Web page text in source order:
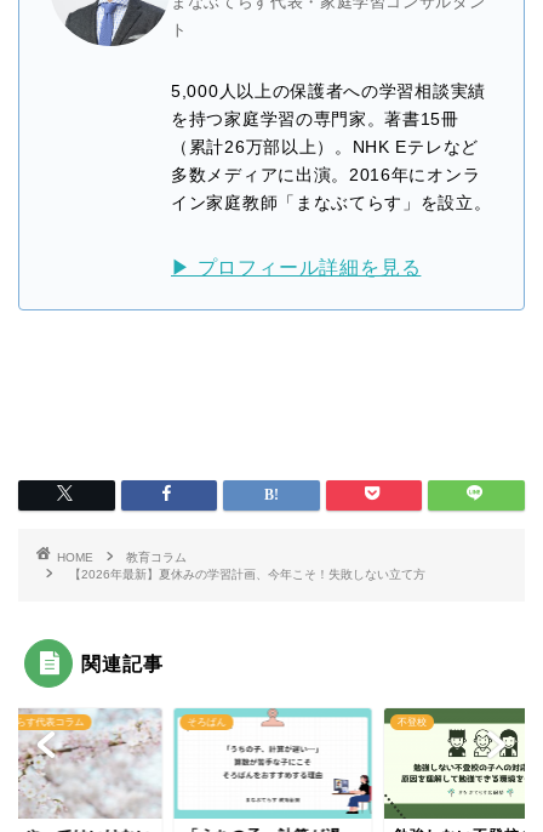
ト
5,000人以上の保護者への学習相談実績
を持つ家庭学習の専門家。著書15冊
（累計26万部以上）。NHK Eテレなど
多数メディアに出演。2016年にオンラ
イン家庭教師「まなぶてらす」を設立。
▶ プロフィール詳細を見る
HOME
教育コラム
【2026年最新】夏休みの学習計画、今年こそ！失敗しない立て方
関連記事
てらす代表コラム そろばん 不登校